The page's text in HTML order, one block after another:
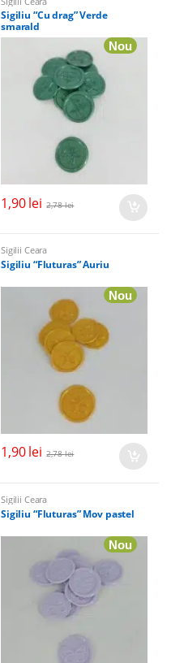
Sigiliu “Cu drag” Verde
smarald
Nou
1,90lei 2,78lei
Sigilii Ceara
Sigiliu “Fluturas” Auriu
Nou
1,90lei 2,78lei
Sigilii Ceara
Sigiliu “Fluturas” Mov pastel
Nou